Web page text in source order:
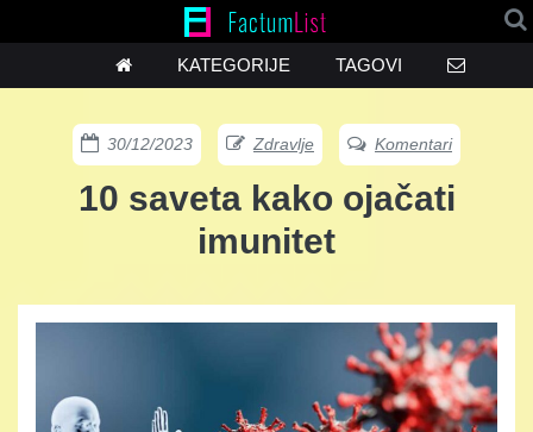
KATEGORIJE TAGOVI
30/12/2023 Zdravlje Komentari
10 saveta kako ojačati
imunitet